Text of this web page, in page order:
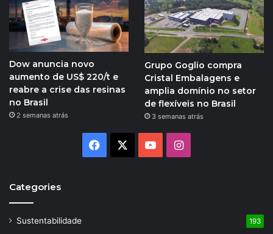
Dow anuncia novo
aumento de US$ 220/t e
reabre a crise das resinas
no Brasil
2 semanas atrás
Grupo Goglio compra
Cristal Embalagens e
amplia domínio no setor
de flexíveis no Brasil
3 semanas atrás
Facebook YouTubeInstagram
Categories
Sustentabilidade 193